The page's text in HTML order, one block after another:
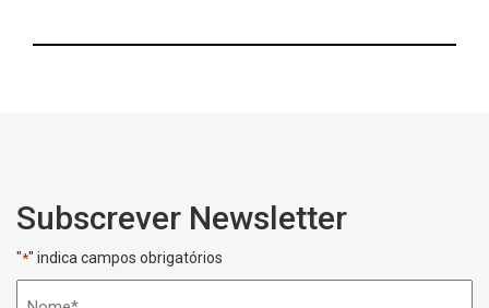
Subscrever Newsletter
"*" indica campos obrigatórios